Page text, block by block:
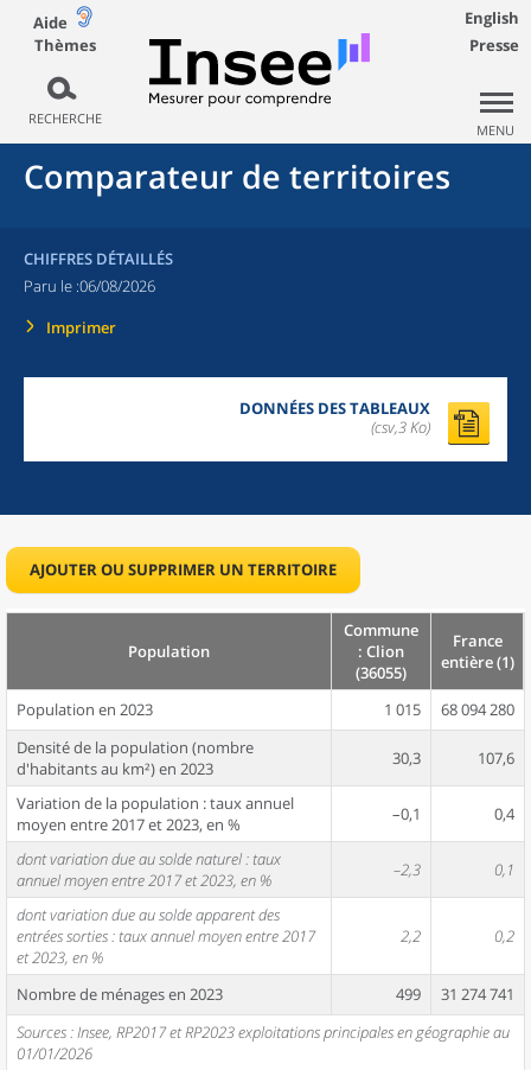
Aide
Thèmes
RECHERCHE
English
Presse
MENU
Comparateur de territoires
CHIFFRES DÉTAILLÉS
Paru le :06/08/2026
Imprimer
DONNÉES DES TABLEAUX
(csv,3 Ko)
AJOUTER OU SUPPRIMER UN TERRITOIRE
Population
Commune
: Clion
(36055)
France
entière (1)
Population en 2023 1 015
68 094 280
Densité de la population (nombre
d'habitants au km²) en 2023
30,3 107,6
Variation de la population : taux annuel
moyen entre 2017 et 2023, en %
–0,1 0,4
dont variation due au solde naturel : taux
annuel moyen entre 2017 et 2023, en %
–2,3 0,1
dont variation due au solde apparent des
entrées sorties : taux annuel moyen entre 2017
et 2023, en %
2,2 0,2
Nombre de ménages en 2023 499
31 274 741
Sources : Insee, RP2017 et RP2023 exploitations principales en géographie au
01/01/2026